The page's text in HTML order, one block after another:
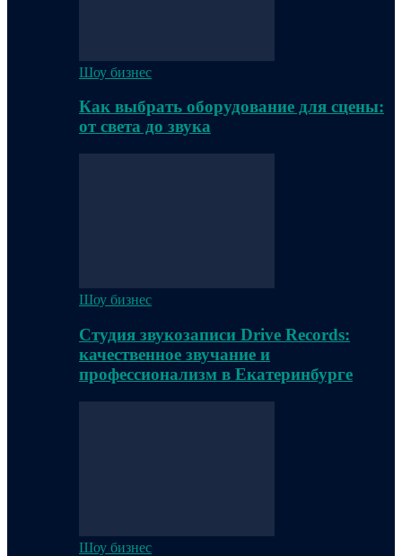
Шоу бизнес
Как выбрать оборудование для сцены:
от света до звука
Шоу бизнес
Студия звукозаписи Drive Records:
качественное звучание и
профессионализм в Екатеринбурге
Шоу бизнес